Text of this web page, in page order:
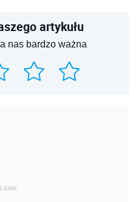
artykułu
nas bardzo ważna